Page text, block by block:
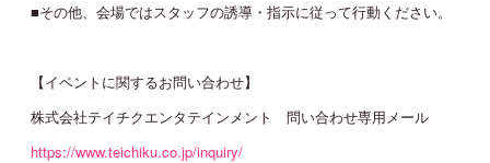
■その他、会場ではスタッフの誘導・指示に従って行動ください。
【イベントに関するお問い合わせ】
株式会社テイチクエンタテインメント 問い合わせ専用メール
https://www.teichiku.co.jp/inquiry/